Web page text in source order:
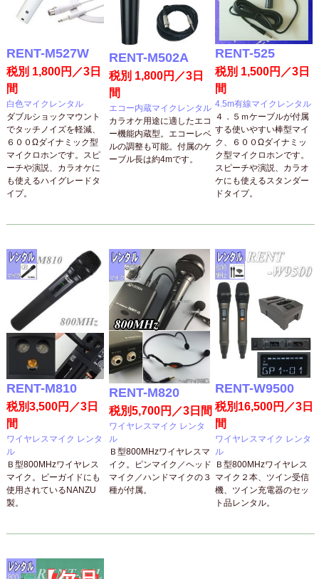
RENT-M527W
税別 1,800円／3日
間
白色マイクレンタル
ダブルショックマウント
でタッチノイズを軽減、
６００Ωダイナミック型
マイクロホンです。スピ
ーチや演説、カラオケに
も使えるハイグレードタ
イプ。
RENT-M502A
税別 1,800円／3日
間
エコー内蔵マイクレンタル
カラオケ用途に適したエコ
ー機能内蔵型。エコーレベ
ルの調整も可能。付属のケ
ーブル長は約4mです。
RENT-525
税別 1,500円／3日
間
4.5m有線マイクレンタル
４．５ｍケーブルが付属
する使いやすい棒型マイ
ク、６００Ωダイナミッ
ク型マイクロホンです。
スピーチや演説、カラオ
ケにも使えるスタンダー
ドタイプ。
RENT-M810
税別3,500円／3日
間
ワイヤレスマイク レンタ
ル
Ｂ型800MHzワイヤレス
マイク。ビーガイドにも
使用されているNANZU
製。
RENT-M820
税別5,700円／3日間
ワイヤレスマイク レンタ
ル
Ｂ型800MHzワイヤレスマ
イク。ピンマイク／ヘッド
マイク／ハンドマイクの３
種が付属。
RENT-W9500
税別16,500円／3日
間
ワイヤレスマイク レンタ
ル
Ｂ型800MHzワイヤレス
マイク２本、ツイン受信
機、ツイン充電器のセッ
ト品レンタル。